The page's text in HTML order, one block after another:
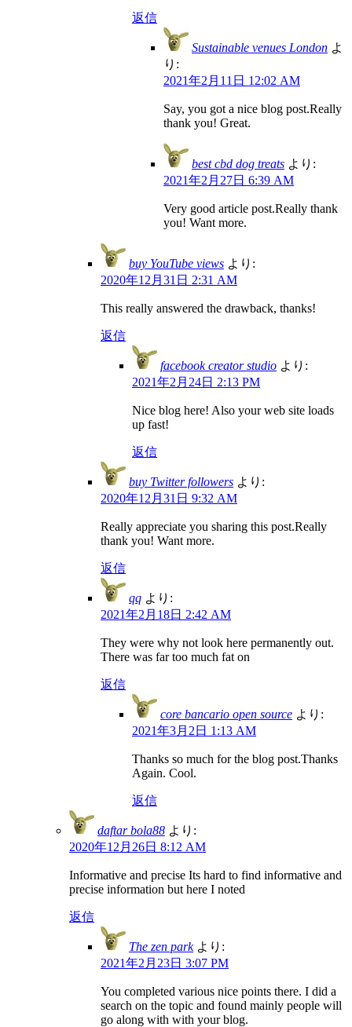
返信
Sustainable venues London よ
り:
2021年2月11日 12:02 AM
Say, you got a nice blog post.Really
thank you! Great.
best cbd dog treats より:
2021年2月27日 6:39 AM
Very good article post.Really thank
you! Want more.
buy YouTube views より:
2020年12月31日 2:31 AM
This really answered the drawback, thanks!
返信
facebook creator studio より:
2021年2月24日 2:13 PM
Nice blog here! Also your web site loads
up fast!
返信
buy Twitter followers より:
2020年12月31日 9:32 AM
Really appreciate you sharing this post.Really
thank you! Want more.
返信
qq より:
2021年2月18日 2:42 AM
They were why not look here permanently out.
There was far too much fat on
返信
core bancario open source より:
2021年3月2日 1:13 AM
Thanks so much for the blog post.Thanks
Again. Cool.
返信
daftar bola88 より:
2020年12月26日 8:12 AM
Informative and precise Its hard to find informative and
precise information but here I noted
返信
The zen park より:
2021年2月23日 3:07 PM
You completed various nice points there. I did a
search on the topic and found mainly people will
go along with with your blog.